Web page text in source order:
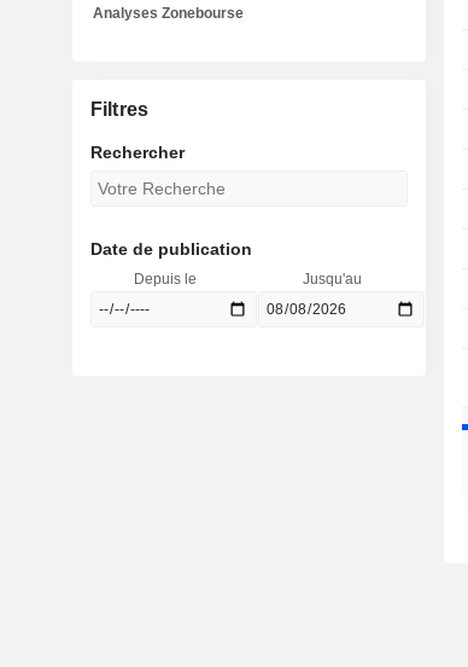
Analyses Zonebourse
Filtres
Rechercher
Date de publication
Depuis le Jusqu'au